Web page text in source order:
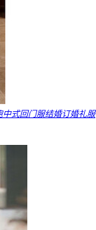
中式回门服结婚订婚礼服